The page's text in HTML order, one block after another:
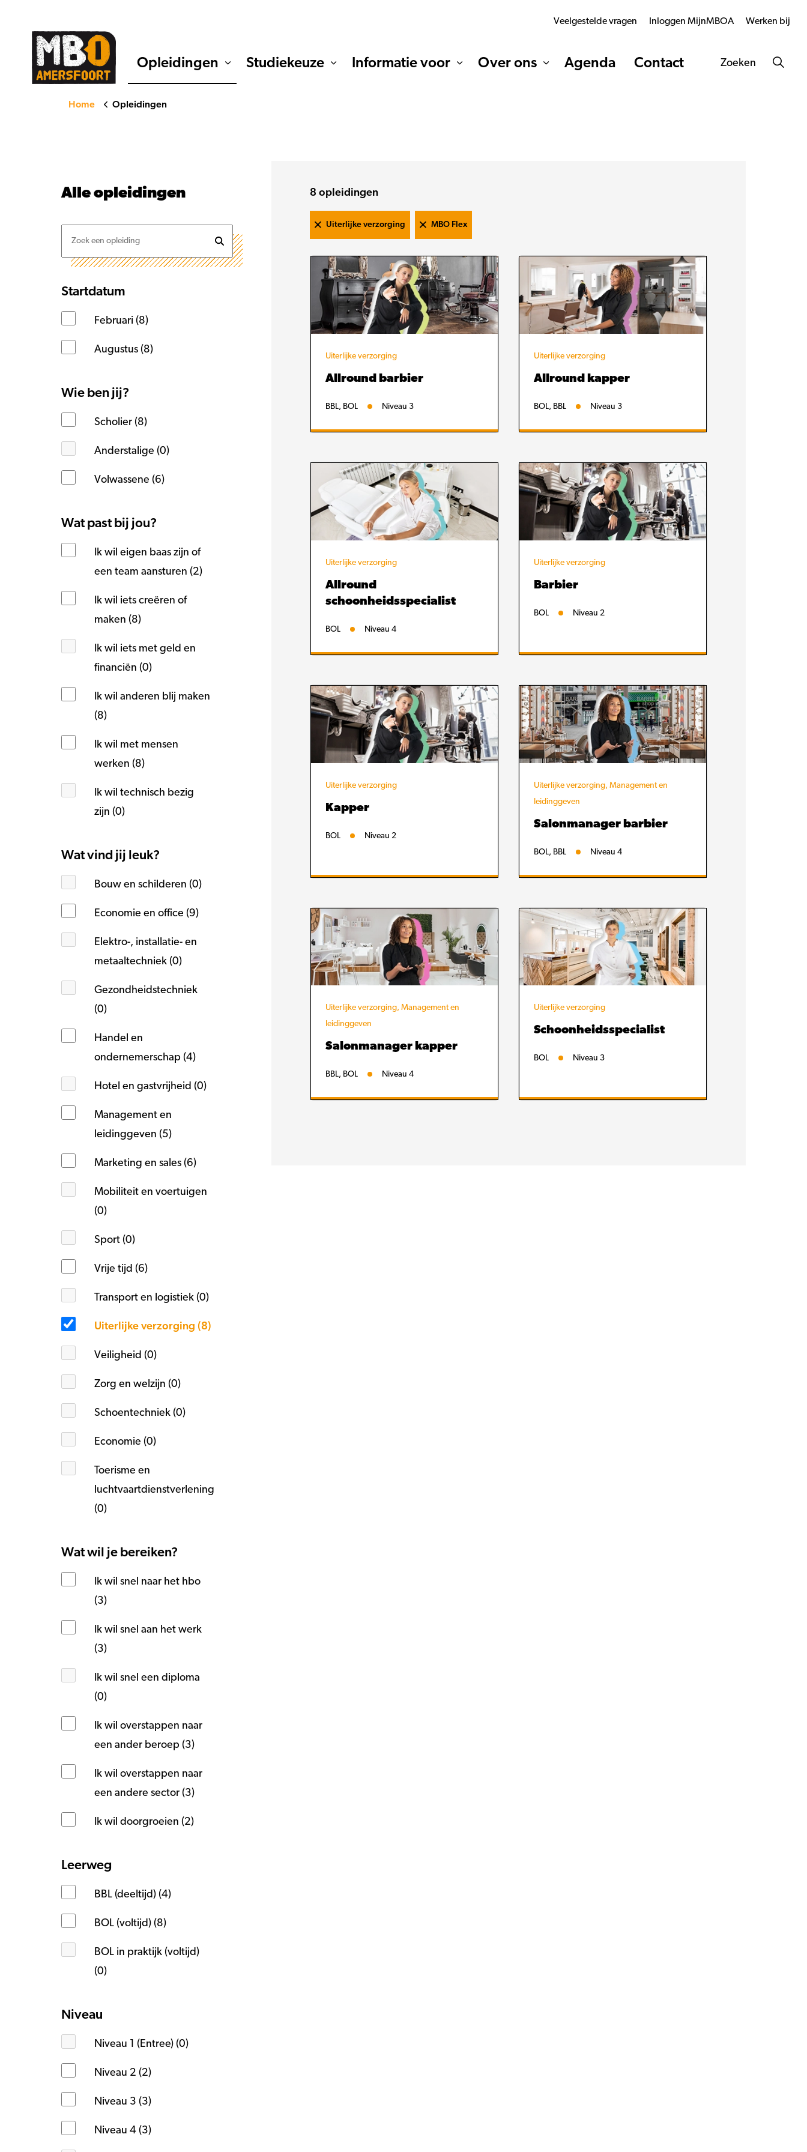
Opleidingen Studiekeuze Informatie voor Over ons Agenda Contact
Veelgestelde vragen Inloggen MijnMBOA Werken bij
Zoeken
Home Opleidingen
Alleopleidingen
Startdatum
Februari (8)
Augustus (8)
Wie ben jij?
Scholier (8)
Anderstalige (0)
Volwassene (6)
Wat past bij jou?
Ik wil eigen baas zijn of
een team aansturen (2)
Ik wil iets creëren of
maken (8)
Ik wil iets met geld en
financiën (0)
Ik wil anderen blij maken
(8)
Ik wil met mensen
werken (8)
Ik wil technisch bezig
zijn (0)
Wat vind jij leuk?
Bouw en schilderen (0)
Economie en office (9)
Elektro-, installatie- en
metaaltechniek (0)
Gezondheidstechniek
(0)
Handel en
ondernemerschap (4)
Hotel en gastvrijheid (0)
Management en
leidinggeven (5)
Marketing en sales (6)
Mobiliteit en voertuigen
(0)
Sport (0)
Vrije tijd (6)
Transport en logistiek (0)
Uiterlijke verzorging (8)
Veiligheid (0)
Zorg en welzijn (0)
Schoentechniek (0)
Economie (0)
Toerisme en
luchtvaartdienstverlening
(0)
Wat wil je bereiken?
Ik wil snel naar het hbo
(3)
Ik wil snel aan het werk
(3)
Ik wil snel een diploma
(0)
Ik wil overstappen naar
een ander beroep (3)
Ik wil overstappen naar
een andere sector (3)
Ik wil doorgroeien (2)
Leerweg
BBL (deeltijd) (4)
BOL (voltijd) (8)
BOL in praktijk (voltijd)
(0)
Niveau
Niveau 1 (Entree) (0)
Niveau 2 (2)
Niveau 3 (3)
Niveau 4 (3)
8 opleidingen
Uiterlijke verzorging MBO Flex
Uiterlijke verzorging
Allround barbier
BBL, BOL Niveau 3
Uiterlijke verzorging
Allround kapper
BOL, BBL Niveau 3
Uiterlijke verzorging
Allround
schoonheidsspecialist
BOL Niveau 4
Uiterlijke verzorging
Barbier
BOL Niveau 2
Uiterlijke verzorging
Kapper
BOL Niveau 2
Uiterlijke verzorging, Management en
leidinggeven
Salonmanager barbier
BOL, BBL Niveau 4
Uiterlijke verzorging, Management en
leidinggeven
Salonmanager kapper
BBL, BOL Niveau 4
Uiterlijke verzorging
Schoonheidsspecialist
BOL Niveau 3